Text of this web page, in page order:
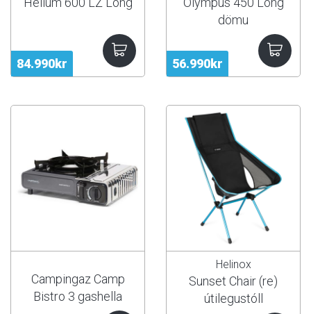
84.990kr 56.990kr
dömu
Campingaz Camp
Bistro 3 gashella
Helinox
Sunset Chair (re)
útilegustóll